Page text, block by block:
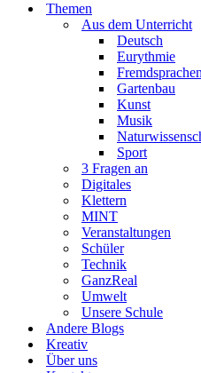
Themen
Aus dem Unterricht
Deutsch
Eurythmie
Fremdsprachen
Gartenbau
Kunst
Musik
Sport
3 Fragen an
Digitales
Klettern
MINT
Veranstaltungen
Schüler
Technik
GanzReal
Umwelt
Unsere Schule
Andere Blogs
Kreativ
Über uns